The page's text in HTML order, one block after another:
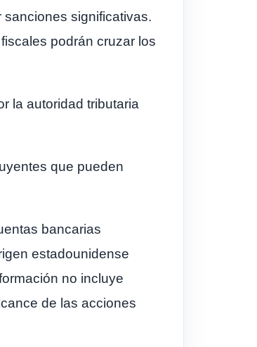
significativas.
podrán cruzar los
la autoridad tributaria
que pueden
bancarias
estadounidense
no incluye
de las acciones